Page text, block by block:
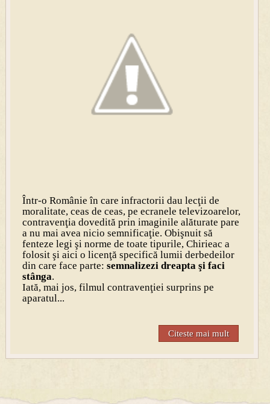
Într-o Românie în care infractorii dau lecţii de
moralitate, ceas de ceas, pe ecranele televizoarelor,
contravenţia dovedită prin imaginile alăturate pare
a nu mai avea nicio semnificaţie. Obişnuit să
fenteze legi şi norme de toate tipurile, Chirieac a
folosit şi aici o licenţă specifică lumii derbedeilor
din care face parte: semnalizezi dreapta şi faci
stânga.
Iată, mai jos, filmul contravenţiei surprins pe
aparatul...
Citeste mai mult